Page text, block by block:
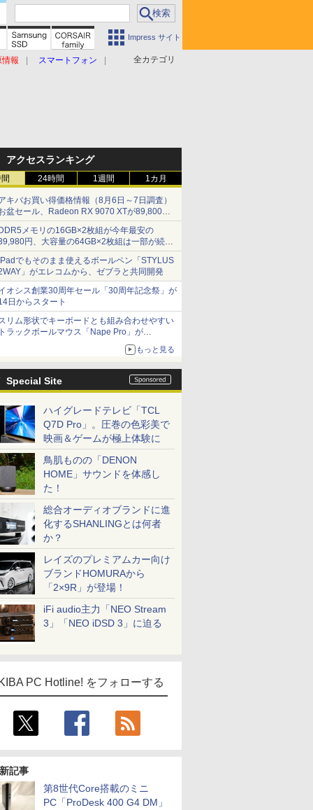
Impress サイト
全カテゴリ
情報 スマートフォン
アクセスランキング
24時間 1週間 1カ月
キバお買い得価格情報（8月6日～7日調査）
盆セール、Radeon RX 9070 XTが89,800
、水平周波数24.8kHz対応の17型モニターが
円、暑さ指数連動セール ほか
メモリの16GB×2枚組が今年最安の
円、大容量の64GB×2枚組は一部が続騰
月前半のメモリ価格]
でもそのまま使えるボールペン「STYLUS
」がエレコムから、ゼブラと共同開発
オシス創業30周年セール「30周年記念祭」が
日からスタート
リム形状でキーボードとも組み合わせやすい
ラックボールマウス「Nape Pro」が
もっと見る
Special Site
ハイグレードテレビ「TCL
Q7D Pro」。圧巻の色彩美で
映画＆ゲームが極上体験に
鳥肌ものの「DENON
HOME」サウンドを体感し
た！
総合オーディオブランドに進
化するSHANLINGとは何者
か？
レイズのプレミアムカー向け
ブランドHOMURAから
「2×9R」が登場！
iFi audio主力「NEO Stream
3」「NEO iDSD 3」に迫る
PC Hotline! をフォローする
記事
第8世代Core搭載のミニ
PC「ProDesk 400 G4 DM」